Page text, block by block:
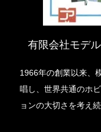
有限会社モデ
1966年の創業以来、
唱し、世界共通のホ
ョンの大切さを考え